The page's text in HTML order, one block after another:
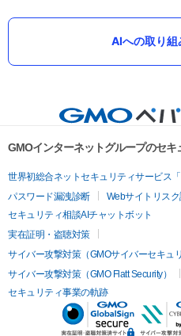
AIへの取り組
GMOインターネットグループのセキ
世界初総合ネットセキュリティサービス「
パスワード漏洩診断
Webサイトリス
セキュリティ相談AIチャットボット
実在証明・盗聴対策
サイバー攻撃対策（GMOサイバーセキュ
サイバー攻撃対策（GMO Flatt Security）
セキュリティ事業の軌跡